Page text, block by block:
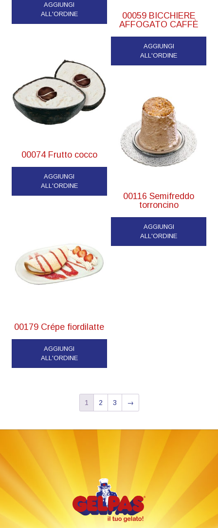
AGGIUNGI
ALL'ORDINE
00059 BICCHIERE
AFFOGATO CAFFÈ
AGGIUNGI
ALL'ORDINE
00074 Frutto cocco
AGGIUNGI
ALL'ORDINE
00116 Semifreddo
torroncino
AGGIUNGI
ALL'ORDINE
00179 Crépe fiordilatte
AGGIUNGI
ALL'ORDINE
1 2 3 →